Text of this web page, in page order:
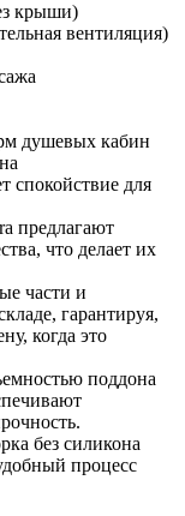
крыши)
вентиляция)
душевых кабин
спокойствие для
предлагают
что делает их
части и
гарантируя,
когда это
поддона
без силикона
процесс